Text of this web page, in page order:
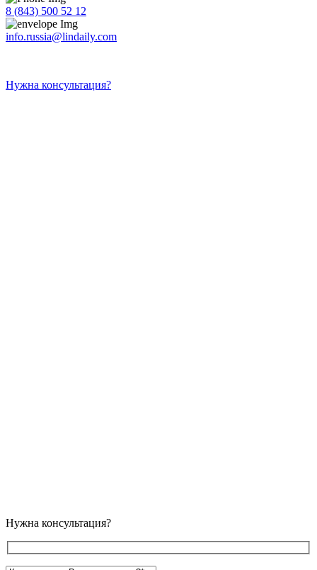
8 (843) 500 52 12
info.russia@lindaily.com
Нужна консультация?
Нужна консультация?